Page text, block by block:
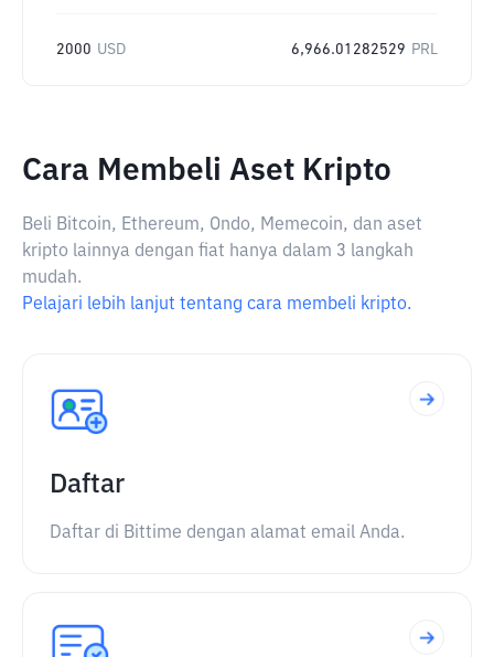
2000 USD 6,966.01282529 PRL
Cara Membeli Aset Kripto
Beli Bitcoin, Ethereum, Ondo, Memecoin, dan aset
kripto lainnya dengan fiat hanya dalam 3 langkah
mudah.
Pelajari lebih lanjut tentang cara membeli kripto.
Daftar
Daftar di Bittime dengan alamat email Anda.